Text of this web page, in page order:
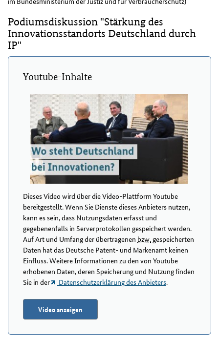
Podiumsdiskussion "Stärkung des
Innovationsstandorts Deutschland durch
IP"
Youtube-Inhalte
Dieses Video wird über die Video-Plattform Youtube
bereitgestellt. Wenn Sie Dienste dieses Anbieters nutzen,
kann es sein, dass Nutzungsdaten erfasst und
gegebenenfalls in Serverprotokollen gespeichert werden.
Auf Art und Umfang der übertragenen bzw.gespeicherten
Daten hat das Deutsche Patent- und Markenamt keinen
Einfluss. Weitere Informationen zu den von Youtube
erhobenen Daten, deren Speicherung und Nutzung finden
Sie in der
Datenschutzerklärung des Anbieters.
Video anzeigen